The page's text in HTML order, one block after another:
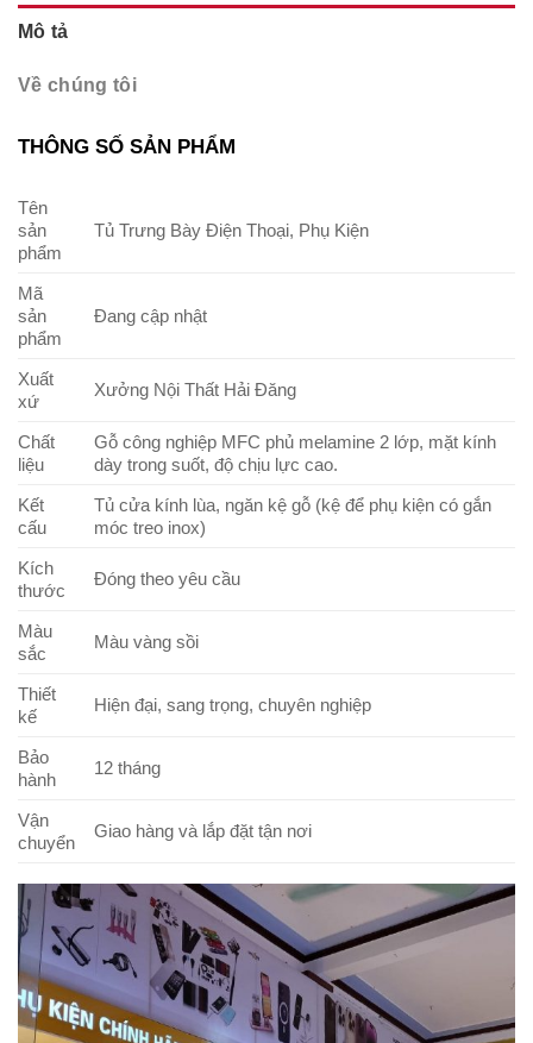
Mô tả
Về chúng tôi
THÔNG SỐ SẢN PHẨM
Tên
sản
phẩm
Tủ Trưng Bày Điện Thoại, Phụ Kiện
Mã
sản
phẩm
Đang cập nhật
Xuất
xứ
Xưởng Nội Thất Hải Đăng
Chất
liệu
Gỗ công nghiệp MFC phủ melamine 2 lớp, mặt kính
dày trong suốt, độ chịu lực cao.
Kết
cấu
Tủ cửa kính lùa, ngăn kệ gỗ (kệ để phụ kiện có gắn
móc treo inox)
Kích
thước
Đóng theo yêu cầu
Màu
sắc
Màu vàng sồi
Thiết
kế
Hiện đại, sang trọng, chuyên nghiệp
Bảo
hành
12 tháng
Vận
chuyển
Giao hàng và lắp đặt tận nơi